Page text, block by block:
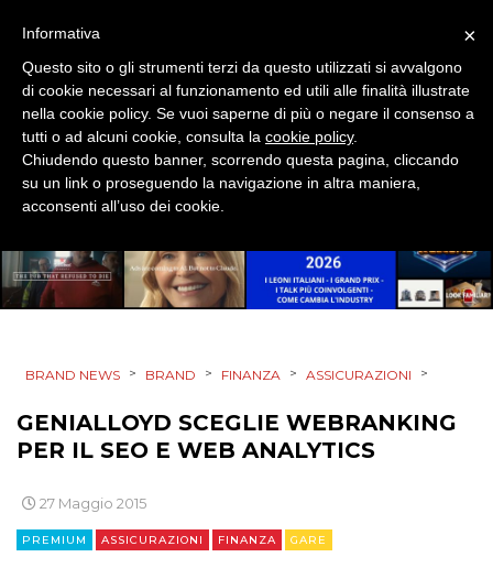
EVENTI
MOBILE
PROMOZIONI
PRODOTTI
CSR
BRAND NEWS > BRAND > FINANZA > ASSICURAZIONI >
GENIALLOYD SCEGLIE WEBRANKING
PER IL SEO E WEB ANALYTICS
27 Maggio 2015
PREMIUM ASSICURAZIONI FINANZA GARE
×
Informativa
Questo sito o gli strumenti terzi da questo utilizzati si avvalgono
di cookie necessari al funzionamento ed utili alle finalità illustrate
nella cookie policy. Se vuoi saperne di più o negare il consenso a
tutti o ad alcuni cookie, consulta la cookie policy.
Chiudendo questo banner, scorrendo questa pagina, cliccando
su un link o proseguendo la navigazione in altra maniera,
acconsenti all’uso dei cookie.